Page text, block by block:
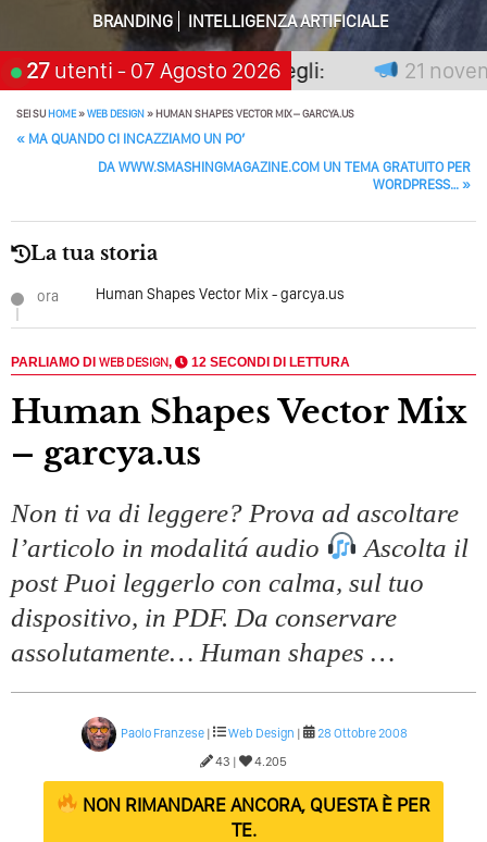
Perché Pubblicare Non Basta Più? Contenuti Di Valore O
Solo Rumore…
Tutto Peggiorerà
Quali Sono Gli Errori Della Comunicazione Politica? Il
L’Accademia Del Wedding
BRANDING
INTELLIGENZA ARTIFICIALE
27 utenti - 07 Agosto 2026
premia chi aspetta, scegli: 21
SEI SUHOME»WEB DESIGN»HUMAN SHAPES VECTOR MIX – GARCYA.US
POST NAVIGATION
« MA QUANDO CI INCAZZIAMO UN PO’
DA WWW.SMASHINGMAGAZINE.COM UN TEMA GRATUITO PER
WORDPRESS… »
La tua storia
ora Human Shapes Vector Mix - garcya.us
PARLIAMO DI WEB DESIGN, 12 SECONDI DI LETTURA
Human Shapes Vector Mix
– garcya.us
Non ti va di leggere? Prova ad ascoltare
l’articolo in modalitá audio
Ascolta il
post Puoi leggerlo con calma, sul tuo
dispositivo, in PDF. Da conservare
assolutamente… Human shapes …
Paolo Franzese | Web Design |
28 Ottobre 2008
43 |
4.205
NON RIMANDARE ANCORA, QUESTA È PER
TE.